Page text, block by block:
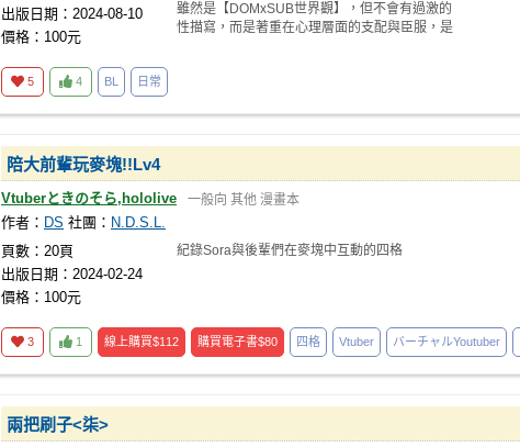
出版日期：2024-08-10
價格：100元
雖然是【DOMxSUB世界觀】，但不會有過激的
性描寫，而是著重在心理層面的支配與臣服，是
5 4 BL 日常
陪大前輩玩麥塊!!Lv4
Vtuberときのそら,hololive 一般向 其他 漫畫本
作者： DS 社團： N.D.S.L.
頁數：20頁
出版日期：2024-02-24
價格：100元
紀錄Sora與後輩們在麥塊中互動的四格
3 1 線上購買$112 購買電子書$80 四格 Vtuber バーチャルYoutuber
兩把刷子<柒>